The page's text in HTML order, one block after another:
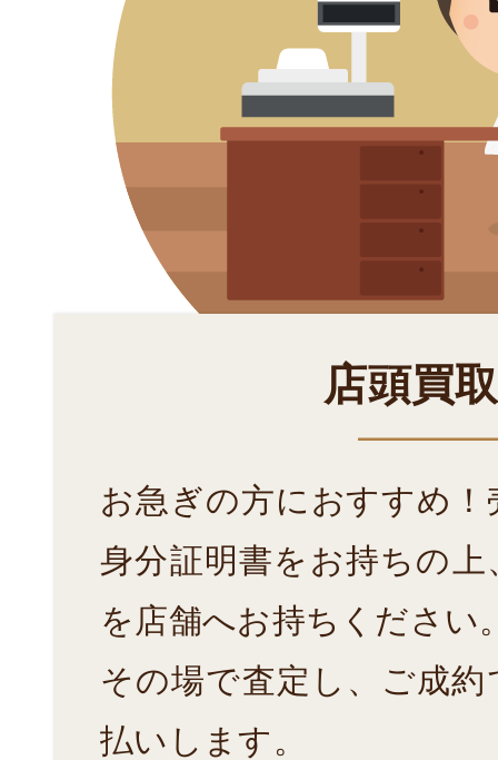
店頭買
お急ぎの方におすすめ！
身分証明書をお持ちの
を店舗へお持ちください
その場で査定し、ご成
払いします。